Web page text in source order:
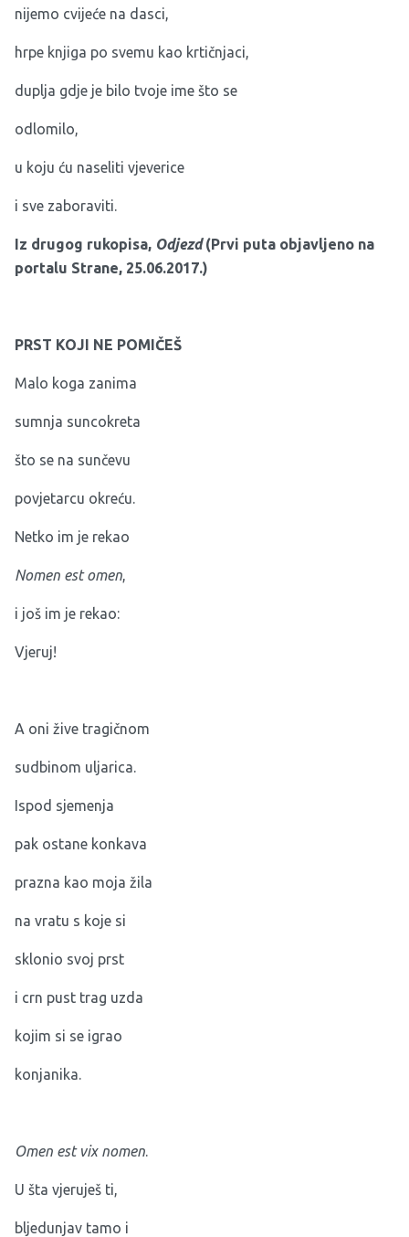
nijemo cvijeće na dasci,
hrpe knjiga po svemu kao krtičnjaci,
duplja gdje je bilo tvoje ime što se
odlomilo,
u koju ću naseliti vjeverice
i sve zaboraviti.
Iz drugog rukopisa, Odjezd(Prvi puta objavljeno na
portalu Strane, 25.06.2017.)
PRST KOJI NE POMIČEŠ
Malo koga zanima
sumnja suncokreta
što se na sunčevu
povjetarcu okreću.
Netko im je rekao
Nomen est omen,
i još im je rekao:
Vjeruj!
A oni žive tragičnom
sudbinom uljarica.
Ispod sjemenja
pak ostane konkava
prazna kao moja žila
na vratu s koje si
sklonio svoj prst
i crn pust trag uzda
kojim si se igrao
konjanika.
Omen est vix nomen.
U šta vjeruješ ti,
bljedunjav tamo i